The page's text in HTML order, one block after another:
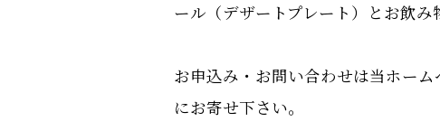
ール（デザートプレート）とお飲み
お申込み・お問い合わせは当ホー
にお寄せ下さい。